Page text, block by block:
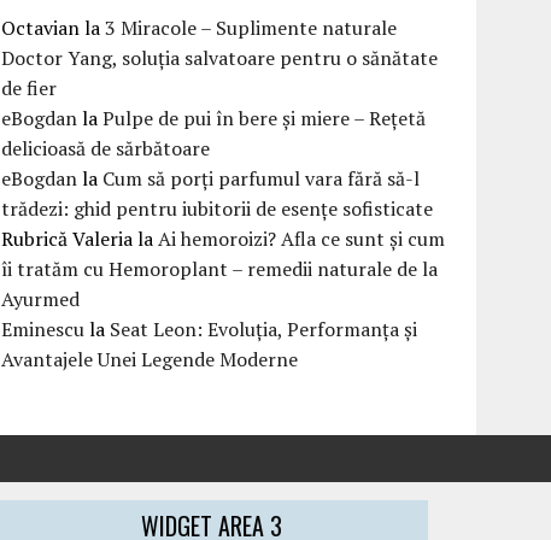
Octavianla3 Miracole – Suplimente naturale
Doctor Yang, soluția salvatoare pentru o sănătate
de fier
eBogdanlaPulpe de pui în bere și miere – Rețetă
delicioasă de sărbătoare
eBogdanla Cum să porți parfumul vara fără să-l
trădezi: ghid pentru iubitorii de esențe sofisticate
Rubrică ValerialaAi hemoroizi? Afla ce sunt și cum
îi tratăm cu Hemoroplant – remedii naturale de la
Ayurmed
Eminescula Seat Leon: Evoluția, Performanța și
Avantajele Unei Legende Moderne
WIDGET AREA 3